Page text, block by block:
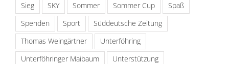
Sieg
SKY Sommer Sommer Cup
Spaß
Spenden
Sport
Süddeutsche Zeitung
Thomas Weingärtner
Unterföhring
Unterföhringer Maibaum
Unterstützung